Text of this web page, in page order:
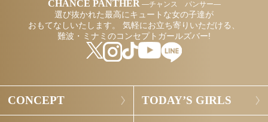
CHANCE PANTHER―チャンス パンサー―
選び抜かれた最高にキュートな女の子達が
おもてなしいたします。
気軽にお立ち寄りいただける、
難波・ミナミのコンセプトガールズバー!
CONCEPT TODAY’S GIRLS